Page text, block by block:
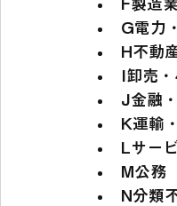
F製造業
G電力
H不動
I卸売
J金融
K運輸
Lサー
M公務
N分類